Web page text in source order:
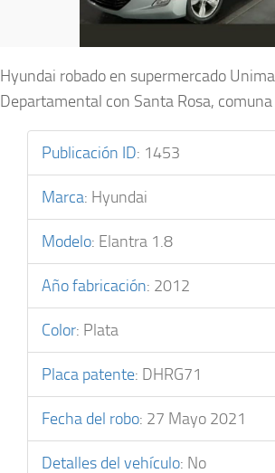
Hyundai robado en supermercado
Departamental con Santa Rosa, comuna
Publicación ID: 1453
Marca: Hyundai
Modelo: Elantra 1.8
Año fabricación: 2012
Color: Plata
Placa patente: DHRG71
Fecha del robo: 27 Mayo 2021
Detalles del vehículo: No